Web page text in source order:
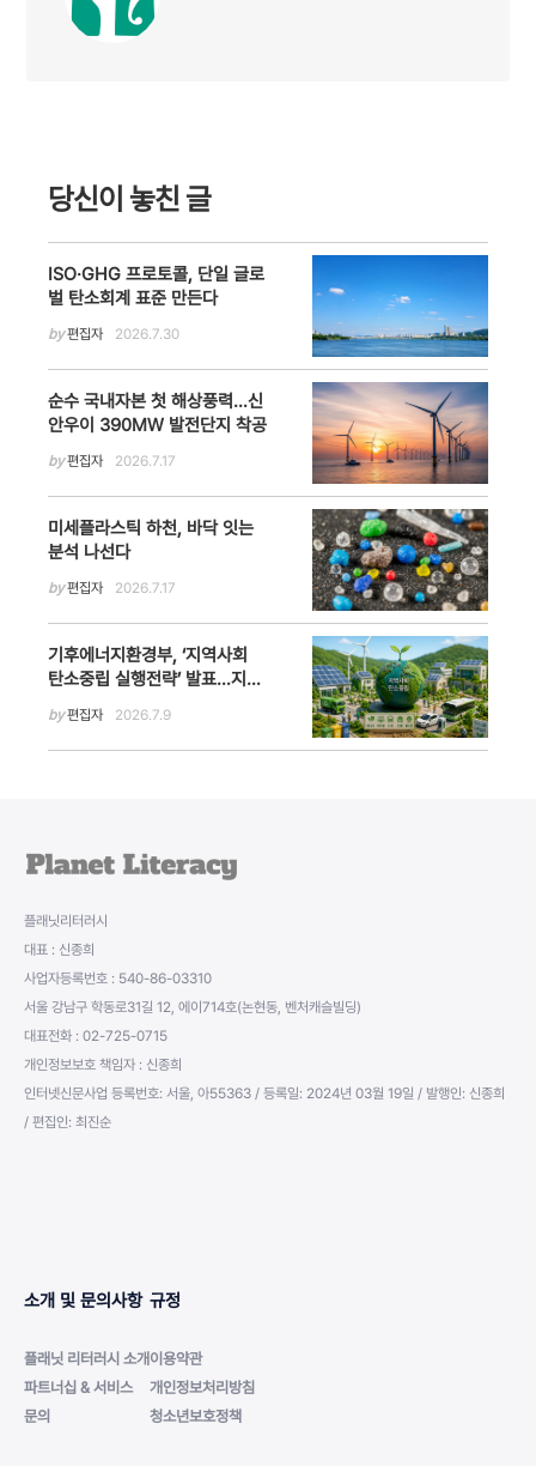
당신이 놓친 글
ISO·GHG 프로토콜, 단일 글로
벌 탄소회계 표준 만든다
by편집자 2026.7.30
순수 국내자본 첫 해상풍력…신
안우이 390MW 발전단지 착공
by편집자 2026.7.17
미세플라스틱 하천, 바닥 잇는
분석 나선다
by편집자 2026.7.17
기후에너지환경부, ‘지역사회
탄소중립 실행전략’ 발표…지방
정부 중심 2050 탄소중립 추진
by편집자 2026.7.9
플래닛리터러시
대표 : 신종희
사업자등록번호 : 540-86-03310
서울 강남구 학동로31길 12, 에이714호(논현동, 벤처캐슬빌딩)
대표전화 : 02-725-0715
개인정보보호 책임자 : 신종희
인터넷신문사업 등록번호: 서울, 아55363 / 등록일: 2024년 03월 19일 / 발행인: 신종희
/ 편집인: 최진순
소개 및 문의사항
플래닛 리터러시 소개
파트너십 & 서비스
문의
규정
이용약관
개인정보처리방침
청소년보호정책